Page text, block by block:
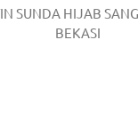
SUNDA HIJAB
BEKASI